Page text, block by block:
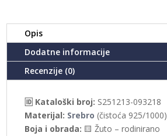
Opis
Dodatne informacije
Recenzije (0)
🆔 Kataloški broj: S251213-093218
Materijal: Srebro (čistoća 925/1000)
Boja i obrada: 🟨 Žuto – rodinirano